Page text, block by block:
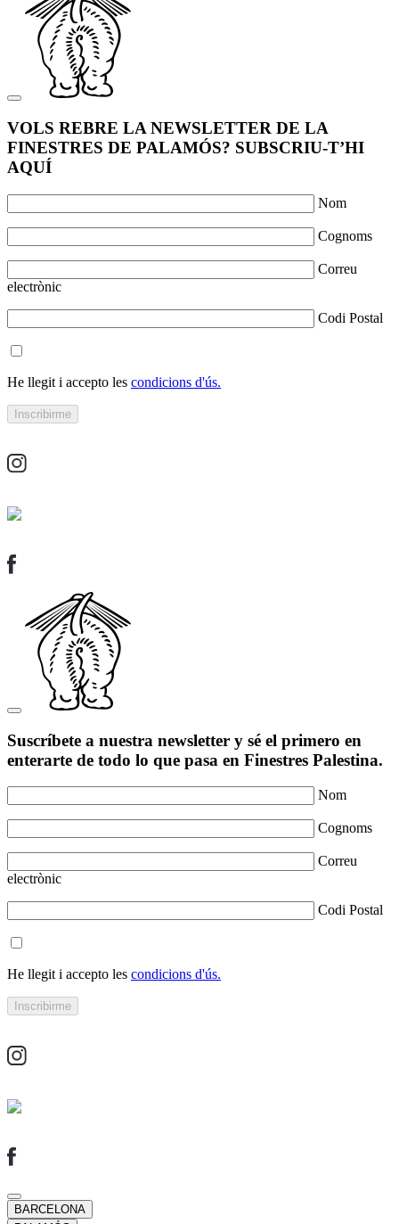
VOLS REBRE LA NEWSLETTER DE LA
FINESTRES DE PALAMÓS? SUBSCRIU-T’HI
AQUÍ
Nom
Cognoms
Correu
electrònic
Codi Postal
He llegit i accepto les condicions d'ús.
Suscríbete a nuestra newsletter y sé el primero en
enterarte de todo lo que pasa en Finestres Palestina.
Nom
Cognoms
Correu
electrònic
Codi Postal
He llegit i accepto les condicions d'ús.
BARCELONA